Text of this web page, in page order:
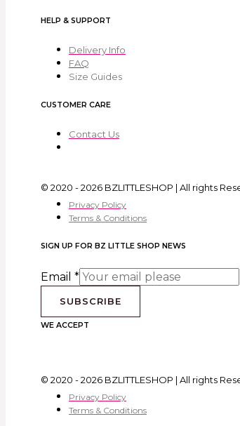
HELP & SUPPORT
Delivery Info
FAQ
Size Guides
CUSTOMER CARE
Contact Us
© 2020 - 2026 BZLITTLESHOP | All rights
Privacy Policy
Terms & Conditions
SIGN UP FOR BZ LITTLE SHOP NEWS
Email *
SUBSCRIBE
WE ACCEPT
© 2020 - 2026 BZLITTLESHOP | All rights
Privacy Policy
Terms & Conditions